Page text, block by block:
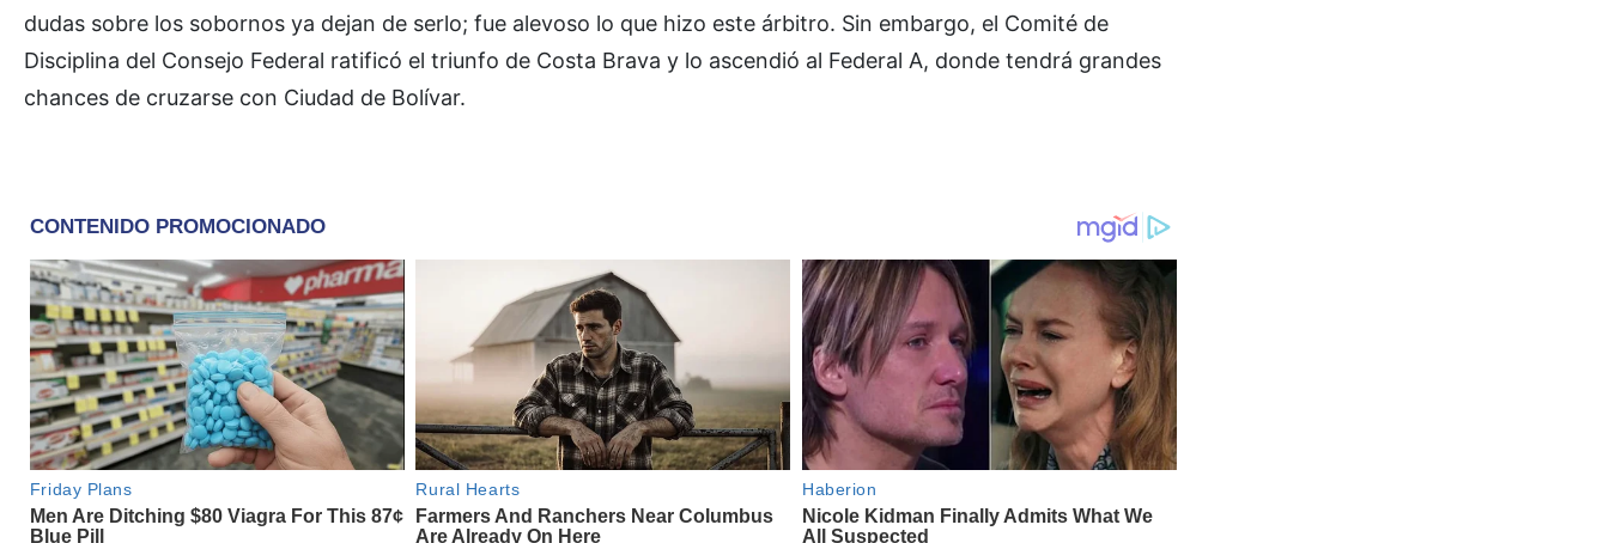
dudas sobre los sobornos ya dejan de serlo; fue alevoso lo que hizo este árbitro. Sin embargo, el Comité de
Disciplina del Consejo Federal ratificó el triunfo de Costa Brava y lo ascendió al Federal A, donde tendrá grandes
chances de cruzarse con Ciudad de Bolívar.